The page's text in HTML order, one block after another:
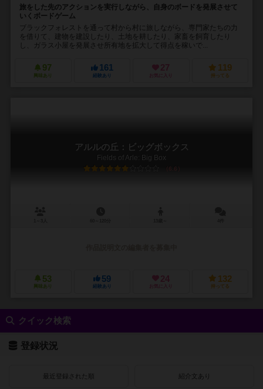
旅をした先のアクションを実行しながら、自身のボードを発展させて
いくボードゲーム
ブラックフォレストを通って村から村に旅しながら、専門家たちの力
を借りて、建物を建設したり、土地を耕したり、家畜を飼育したり
し、ガラス小屋を発展させ所有地を拡大して得点を稼いで...
97
興味あり
161
経験あり
27
お気に入り
119
持ってる
アルルの丘：ビッグボックス
Fields of Arle: Big Box
6.6
53
興味あり
59
経験あり
24
お気に入り
132
持ってる
クイック検索
登録状況
最近登録された順 紹介文あり